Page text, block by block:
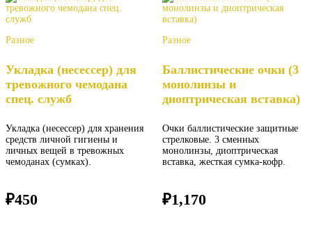
Разное
Укладка (несессер) для
тревожного чемодана
спец. служб
Укладка (несессер) для хранения
средств личной гигиены и
личных вещей в тревожных
чемоданах (сумках).
₽450
Разное
Баллистические очки (3
монолинзы и
диоптрическая вставка)
Очки баллистические защитные
стрелковые. 3 сменных
монолинзы, диоптрическая
вставка, жесткая сумка-кофр.
₽1,170